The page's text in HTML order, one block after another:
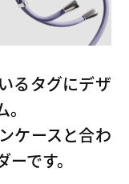
るタグにデザ
ケースと合わ
です。